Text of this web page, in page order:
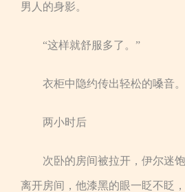
男人的身影。
“这样就舒服多了。”
衣柜中隐约传出轻松的嗓音。
两小时后
次卧的房间被拉开，伊尔迷
离开房间，他漆黑的眼一眨不眨